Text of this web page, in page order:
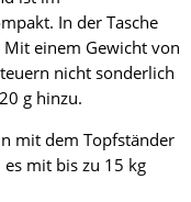
In der Tasche
einem Gewicht von
nicht sonderlich
g hinzu.
mit dem Topfständer
mit bis zu 15 kg